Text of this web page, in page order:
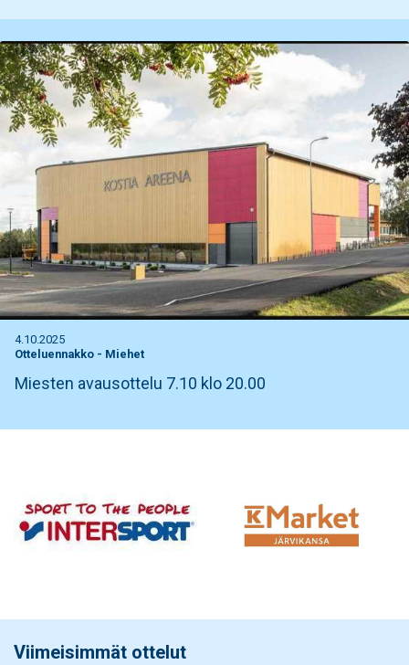
4.10.2025
Otteluennakko - Miehet
Miesten avausottelu 7.10 klo 20.00
Viimeisimmät ottelut